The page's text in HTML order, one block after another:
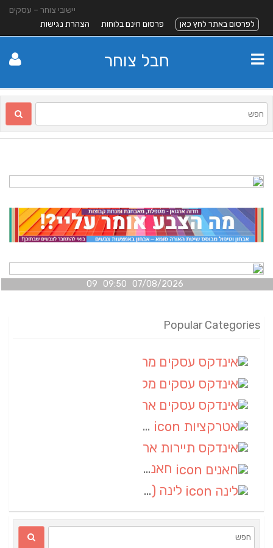
יישובי צוחר – עסקים
לפרסום באתר לחץ כאן
פרסום חינם בלוחות הצהרת נגישות
חבל צוחר
07/08/2026 09:50 09
Popular Categories
אטרקציות
חאנים
לינה (1)